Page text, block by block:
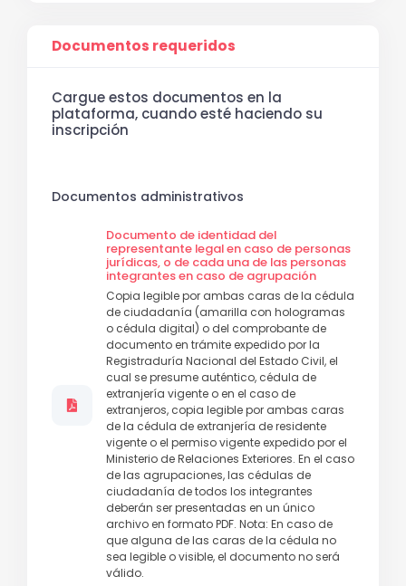
Documentos requeridos
Cargue estos documentos en la
plataforma, cuando esté haciendo su
inscripción
Documentos administrativos
Documento de identidad del
representante legal en caso de personas
jurídicas, o de cada una de las personas
integrantes en caso de agrupación
Copia legible por ambas caras de la cédula
de ciudadanía (amarilla con hologramas
o cédula digital) o del comprobante de
documento en trámite expedido por la
Registraduría Nacional del Estado Civil, el
cual se presume auténtico, cédula de
extranjería vigente o en el caso de
extranjeros, copia legible por ambas caras
de la cédula de extranjería de residente
vigente o el permiso vigente expedido por el
Ministerio de Relaciones Exteriores. En el caso
de las agrupaciones, las cédulas de
ciudadanía de todos los integrantes
deberán ser presentadas en un único
archivo en formato PDF. Nota: En caso de
que alguna de las caras de la cédula no
sea legible o visible, el documento no será
válido.